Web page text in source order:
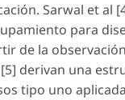
Sarwal et al
para
de la
derivan una
tipo uno